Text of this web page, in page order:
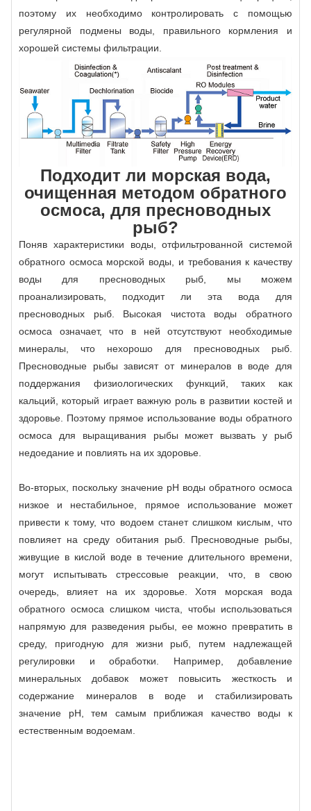
поэтому их необходимо контролировать с помощью
регулярной подмены воды, правильного кормления и
хорошей системы фильтрации.
Подходит ли морская вода,
очищенная методом обратного
осмоса, для пресноводных
рыб?
Поняв характеристики воды, отфильтрованной системой
обратного осмоса морской воды, и требования к качеству
воды для пресноводных рыб, мы можем
проанализировать, подходит ли эта вода для
пресноводных рыб. Высокая чистота воды обратного
осмоса означает, что в ней отсутствуют необходимые
минералы, что нехорошо для пресноводных рыб.
Пресноводные рыбы зависят от минералов в воде для
поддержания физиологических функций, таких как
кальций, который играет важную роль в развитии костей и
здоровье. Поэтому прямое использование воды обратного
осмоса для выращивания рыбы может вызвать у рыб
недоедание и повлиять на их здоровье.
Во-вторых, поскольку значение рН воды обратного осмоса
низкое и нестабильное, прямое использование может
привести к тому, что водоем станет слишком кислым, что
повлияет на среду обитания рыб. Пресноводные рыбы,
живущие в кислой воде в течение длительного времени,
могут испытывать стрессовые реакции, что, в свою
очередь, влияет на их здоровье. Хотя морская вода
обратного осмоса слишком чиста, чтобы использоваться
напрямую для разведения рыбы, ее можно превратить в
среду, пригодную для жизни рыб, путем надлежащей
регулировки и обработки. Например, добавление
минеральных добавок может повысить жесткость и
содержание минералов в воде и стабилизировать
значение рН, тем самым приближая качество воды к
естественным водоемам.